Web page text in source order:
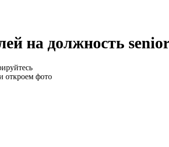
на должность
откроем фото